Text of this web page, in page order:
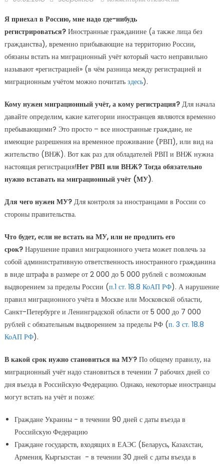
информация
для
мигрантов
Я приехал в Россию, мне надо где-нибудь
регистрироваться? Иностранные гражданине (а также лица без
гражданства), временно прибывающие на территорию России,
обязаны встать на миграционный учёт который часто неправильно
называют «регистрацией» (в чём разница между регистрацией и
миграционным учётом можно почитать здесь).
Кому нужен миграционный учёт, а кому регистрация?Для начала
давайте определим, какие категории иностранцев являются временно
пребывающими? Это просто – все иностранные граждане, не
имеющие разрешения на временное проживание (РВП), или вид на
жительство (ВНЖ). Вот как раз для обладателей РВП и ВНЖ нужна
настоящая регистрация!Нет РВП или ВНЖ? Тогда обязательно
нужно вставать на миграционный учёт (МУ).
Для чего нужен МУ?Для контроля за иностранцами в России со
стороны правительства.
Что будет, если не встать на МУ, или не продлить его
срок?Нарушение правил миграционного учета может повлечь за
собой административную ответственность иностранного гражданина
в виде штрафа в размере от 2 000 до 5 000 рублей с возможным
выдворением за пределы России (п.1 ст. 18.8 КоАП РФ). А нарушение
правил миграционного учёта в Москве или Московской области,
Санкт-Петербурге и Ленинградской области от 5 000 до 7 000
рублей с обязательным выдворением за пределы РФ (п. 3 ст. 18.8
КоАП РФ).
В какой срок нужно становиться на МУ?По общему правилу, на
миграционный учёт надо становиться в течении 7 рабочих дней со
дня въезда в Российскую Федерацию. Однако, некоторые иностранцы
могут встать на учёт и позже:
Граждане Украины - в течении 90 дней с даты въезда в
Российскую Федерацию
Граждане государств, входящих в ЕАЭС (Беларусь, Казахстан,
Армения, Кыргызстан - в течении 30 дней с даты въезда в